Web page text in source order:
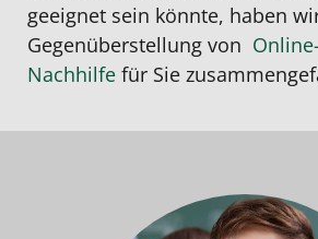
geeignet sein könnte, haben
Gegenüberstellung von
Nachhilfe für Sie